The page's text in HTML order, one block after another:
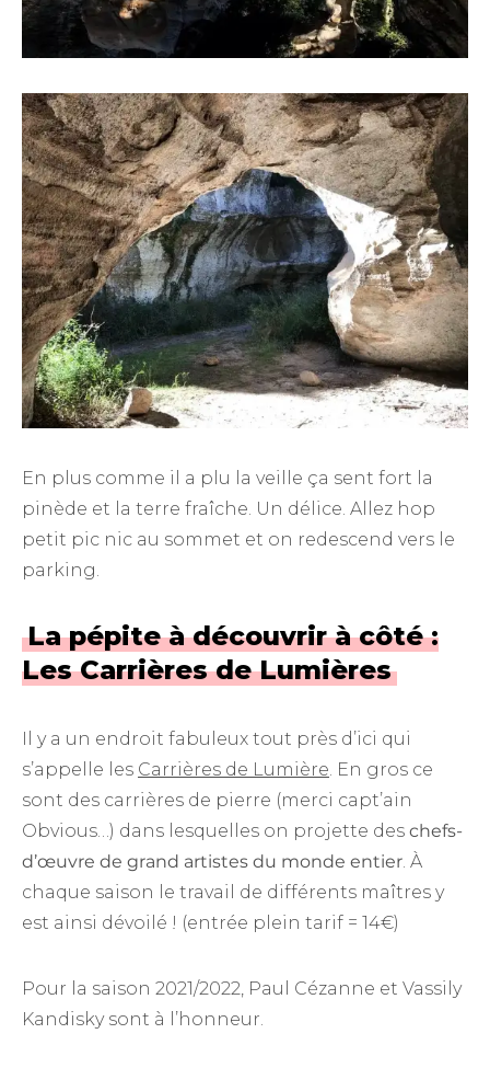
En plus comme il a plu la veille ça sent fort la
pinède et la terre fraîche. Un délice. Allez hop
petit pic nic au sommet et on redescend vers le
parking.
La pépite à découvrir à côté :
Les Carrières de Lumières
Il y a un endroit fabuleux tout près d’ici qui
s’appelle les Carrières de Lumière. En gros ce
sont des carrières de pierre (merci capt’ain
Obvious…) dans lesquelles on projette des chefs-
d’œuvre de grand artistes du monde entier. À
chaque saison le travail de différents maîtres y
est ainsi dévoilé ! (entrée plein tarif = 14€)
Pour la saison 2021/2022, Paul Cézanne et Vassily
Kandisky sont à l’honneur.